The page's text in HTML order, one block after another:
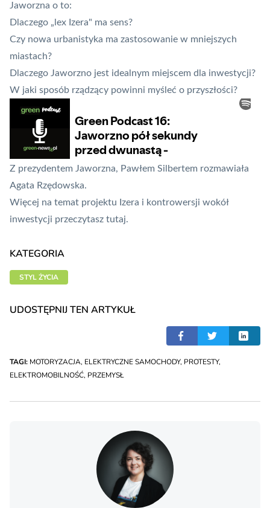
Jaworzna o to:
Dlaczego „lex Izera" ma sens?
Czy nowa urbanistyka ma zastosowanie w mniejszych
miastach?
Dlaczego Jaworzno jest idealnym miejscem dla inwestycji?
W jaki sposób rządzący powinni myśleć o przyszłości?
Z prezydentem Jaworzna, Pawłem Silbertem rozmawiała
Agata Rzędowska.
Więcej na temat projektu Izera i kontrowersji wokół
inwestycji przeczytasz tutaj.
KATEGORIA
STYL ŻYCIA
UDOSTĘPNIJ TEN ARTYKUŁ
TAGI: MOTORYZACJA, ELEKTRYCZNE SAMOCHODY, PROTESTY,
ELEKTROMOBILNOŚĆ, PRZEMYSŁ